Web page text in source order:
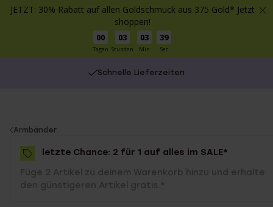
JETZT: 30% Rabatt auf allen Goldschmuck aus 375 Gold* Jetzt
shoppen!
00
Tagen
03
Stunden
03
Min
39
Sec
Schnelle Lieferzeiten
You
are
here:
Armbänder
letzte Chance: 2 für 1 auf alles im SALE*
Füge 2 Artikel zu deinem Warenkorb hinzu und erhalte
den günstigeren Artikel gratis. *